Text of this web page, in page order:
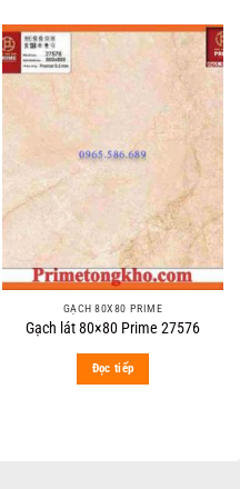
GẠCH 80X80 PRIME
Gạch lát 80×80 Prime 27576
Đọc tiếp